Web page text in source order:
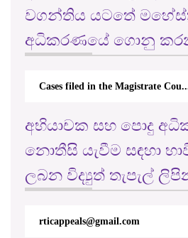
වගන්තිය යටතේ
අධිකරණයේ ගොනු
Cases filed in the Magistrate
අභියාචක සහ පොදු
නොතීසි යැවීම සඳහා
ලබන විද්‍යුත් තැපැල්
rticappeals@gmail.com